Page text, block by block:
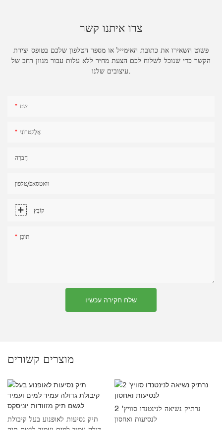
צרו איתנו קשר
פשוט השאירו את כתובת האימייל או מספר הטלפון שלכם בטופס יצירת
הקשר כדי שנוכל לשלוח לכם הצעת מחיר ללא עלות עבור מגוון רחב של
עיצובים שלנו.
שֵׁם
אֶלֶקטרוֹנִי
חֶברָה
וואטסאפ/טלפון
קוֹבֶץ
תוֹכֶן
שלח חקירה עכשיו
מוצרים קשורים
תיק נסיעות לאופנוע בעל קיבולת
נרתיק נשיאה לנינטנדו סוויץ' 2
לנסיעות ואחסון